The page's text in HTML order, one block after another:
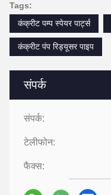
संपर्क
संपर्क:
टेलीफोन:
फैक्स:
Tags:
कंक्रीट पम्प स्पेयर पार्ट्स
कंक्रीट पंप रिड्यूसर पाइप